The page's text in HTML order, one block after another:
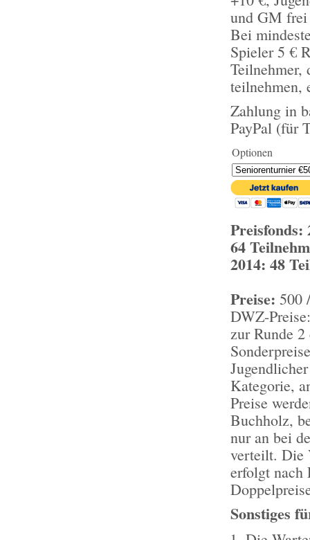
und GM frei
Bei
Spieler 5 €
Teilnehmer,
teilnehmen,
Zahlung in
PayPal (für
Optionen
Preisfonds:
64
2014: 48
Preise: 500
DWZ-
zur Runde
Kategorie,
Preise
Buchholz,
nur an bei
verteilt. Die
erfolgt nach
Sonstiges